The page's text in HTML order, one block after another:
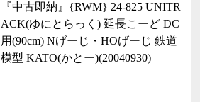
『中古即納』{RWM} 24-825 UNITR
ACK(ゆにとらっく) 延長こーど DC
用(90cm) Nげーじ・HOげーじ 鉄道
模型 KATO(かとー)(20040930)